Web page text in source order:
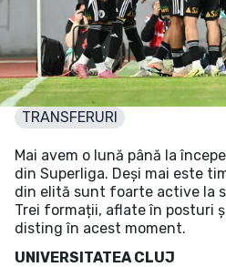
TRANSFERURI
Mai avem o lună până la
din Superliga. Deși mai este
din elită sunt foarte active la
Trei formații, aflate în posturi
disting în acest moment.
UNIVERSITATEA CLUJ